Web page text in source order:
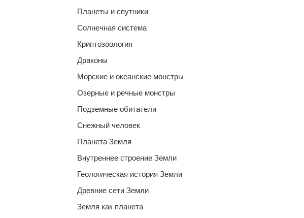
Планеты и спутники
Солнечная система
Криптозоология
Драконы
Морские и океанские монстры
Озерные и речные монстры
Подземные обитатели
Снежный человек
Планета Земля
Внутреннее строение Земли
Геологическая история Земли
Древние сети Земли
Земля как планета